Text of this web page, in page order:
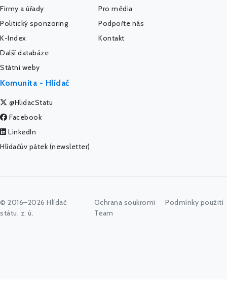
Firmy a úřady
Politický sponzoring
K-Index
Další databáze
Státní weby
Pro média
Podpořte nás
Kontakt
Komunita - Hlídač
@HlidacStatu
Facebook
LinkedIn
Hlídačův pátek (newsletter)
© 2016–2026 Hlídač
státu, z. ú.
Ochrana soukromí
Podmínky použití
Team